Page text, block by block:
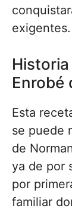
exigentes.
Enrobé
Esta
se puede
de
ya de por
por
familiar